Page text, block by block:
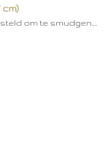
cm)
om te smudgen.…